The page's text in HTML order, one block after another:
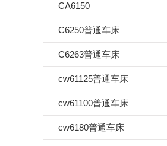
CA6150
C6250普通车床
C6263普通车床
cw61125普通车床
cw61100普通车床
cw6180普通车床